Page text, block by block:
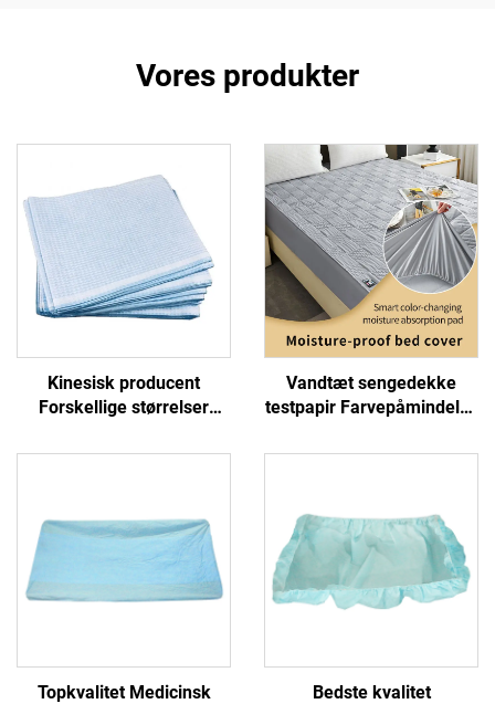
Vores produkter
Kinesisk producent
Forskellige størrelser
sengetæppe
Vandtæt sengedekke
testpapir Farvepåmindelse
vandtæt
Topkvalitet Medicinsk
Bedste kvalitet